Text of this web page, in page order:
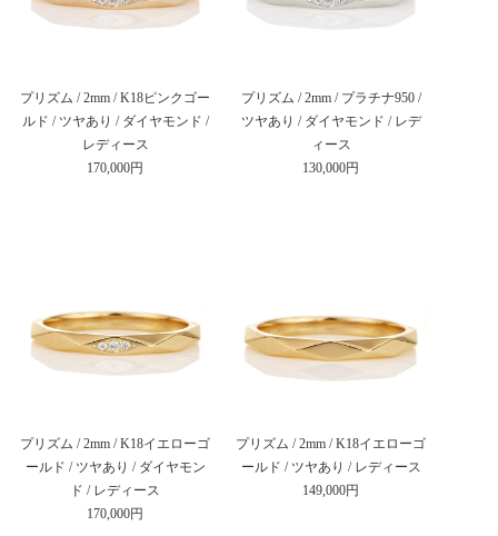
プリズム / 2mm / K18ピンクゴー
ルド / ツヤあり / ダイヤモンド /
レディース
170,000円
プリズム / 2mm / プラチナ950 /
ツヤあり / ダイヤモンド / レデ
ィース
130,000円
プリズム / 2mm / K18イエローゴ
ールド / ツヤあり / ダイヤモン
ド / レディース
170,000円
プリズム / 2mm / K18イエローゴ
ールド / ツヤあり / レディース
149,000円